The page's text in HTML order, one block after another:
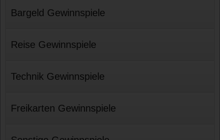
Bargeld Gewinnspiele
Reise Gewinnspiele
Technik Gewinnspiele
Freikarten Gewinnspiele